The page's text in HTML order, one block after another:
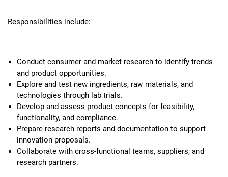
Responsibilities include:
Conduct consumer and market research to identify trends
and product opportunities.
Explore and test new ingredients, raw materials, and
technologies through lab trials.
Develop and assess product concepts for feasibility,
functionality, and compliance.
Prepare research reports and documentation to support
innovation proposals.
Collaborate with cross-functional teams, suppliers, and
research partners.